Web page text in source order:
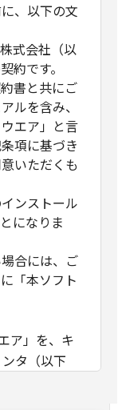
、以下の文
式会社（以
約です。
書と共にご
ルを含み、
エア」と言
項に基づき
いただくも
ンストール
になりま
合には、ご
「本ソフト
ア」を、キ
タ（以下